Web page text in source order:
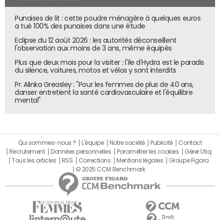
En amont, Phacet sensibilise ses clients sur ce que
permet de produire l'IA. La start-up agence ensuite ses
différents modules pour personnaliser la réponse à
chaque problématique. "On commence par
sur investissement potentiels avant de travailler sur la
solution en elle-même", détaille le CEO. En bout de course,
En coulisse, la plateforme s'adosse à une bibliothèque de
connecteurs pour intégrer les données en amont. Ensuite
viennent des large language models mais également des
modèles demachine learningprédictif plus classiques. En
aval, la solution se décline sous forme d'interfaces
utilisateur diverses pour faciliter la consommation de ces
Punaises de lit : cette poudre ménagère à quelques euros
a tué 100% des punaises dans une étude
Eclipse du 12 août 2026 : les autorités déconseillent
l'observation aux moins de 3 ans, même équipés
Plus que deux mois pour la visiter : l'île d'Hydra est le paradis
du silence, voitures, motos et vélos y sont interdits
Pr. Alinka Greasley : "Pour les femmes de plus de 40 ans,
danser entretient la santé cardiovasculaire et l'équilibre
mental"
Qui sommes-nous ? L'équipe Notre société Publicité
Contact
Recrutement
Données personnelles Paramétrer les cookies
Gérer Utiq
Tous les articles
RSS Corrections Mentions légales
Groupe Figaro
© 2025 CCM Benchmark